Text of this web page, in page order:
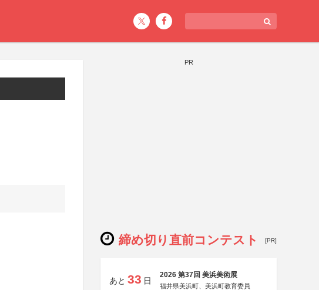
PR
締め切り直前コンテスト [PR]
あと 33 日
2026 第37回 美浜美術展
福井県美浜町、美浜町教育委員